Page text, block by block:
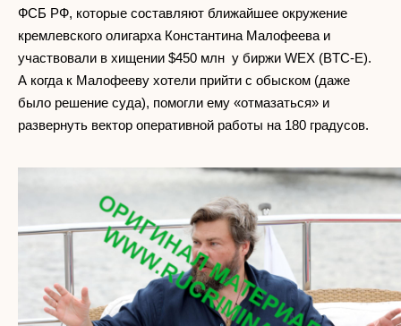
ФСБ РФ, которые составляют ближайшее окружение
кремлевского олигарха Константина Малофеева и
участвовали в хищении $450 млн у биржи WEX (BTC-E).
А когда к Малофееву хотели прийти с обыском (даже
было решение суда), помогли ему «отмазаться» и
развернуть вектор оперативной работы на 180 градусов.